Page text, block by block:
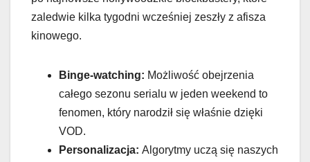
zaledwie kilka tygodni wcześniej zeszły z afisza
kinowego.
Binge-watching: Możliwość obejrzenia
całego sezonu serialu w jeden weekend to
fenomen, który narodził się właśnie dzięki
VOD.
Personalizacja: Algorytmy uczą się naszych